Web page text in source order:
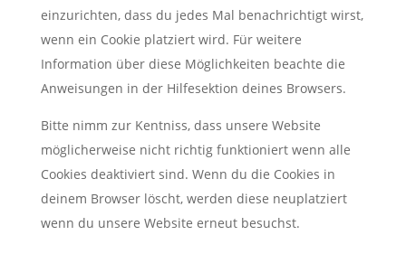
einzurichten, dass du jedes Mal benachrichtigt wirst,
wenn ein Cookie platziert wird. Für weitere
Information über diese Möglichkeiten beachte die
Anweisungen in der Hilfesektion deines Browsers.
Bitte nimm zur Kentniss, dass unsere Website
möglicherweise nicht richtig funktioniert wenn alle
Cookies deaktiviert sind. Wenn du die Cookies in
deinem Browser löscht, werden diese neuplatziert
wenn du unsere Website erneut besuchst.